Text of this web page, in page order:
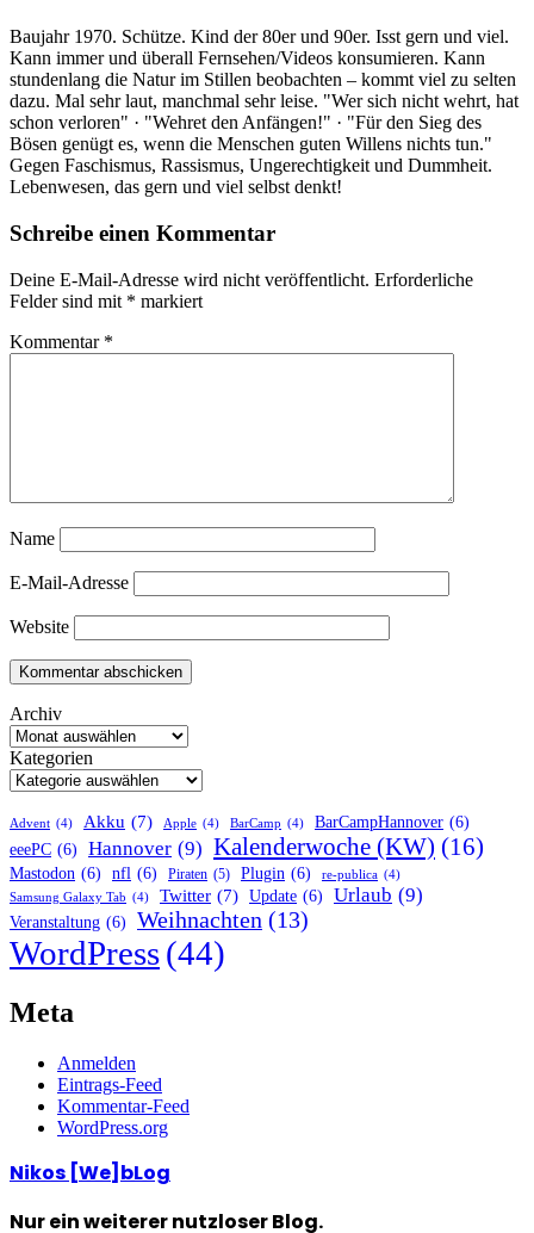
Baujahr 1970. Schütze. Kind der 80er und 90er. Isst gern und viel.
Kann immer und überall Fernsehen/Videos konsumieren. Kann
stundenlang die Natur im Stillen beobachten – kommt viel zu selten
dazu. Mal sehr laut, manchmal sehr leise. "Wer sich nicht wehrt, hat
schon verloren" · "Wehret den Anfängen!" · "Für den Sieg des
Bösen genügt es, wenn die Menschen guten Willens nichts tun."
Gegen Faschismus, Rassismus, Ungerechtigkeit und Dummheit.
Lebenwesen, das gern und viel selbst denkt!
Schreibe einen Kommentar
Deine E-Mail-Adresse wird nicht veröffentlicht. Erforderliche
Felder sind mit * markiert
Kommentar *
Name
E-Mail-Adresse
Website
Archiv
Kategorien
Advent (4) Akku (7) Apple (4) BarCamp (4) BarCampHannover (6)
eeePC (6) Hannover (9) Kalenderwoche (KW) (16)
Mastodon (6) nfl (6) Piraten (5) Plugin (6) re-publica (4)
Samsung Galaxy Tab (4) Twitter (7) Update (6) Urlaub (9)
Veranstaltung (6) Weihnachten (13)
WordPress(44)
Meta
Anmelden
Eintrags-Feed
Kommentar-Feed
WordPress.org
Nikos [We]bLog
Nur ein weiterer nutzloser Blog.